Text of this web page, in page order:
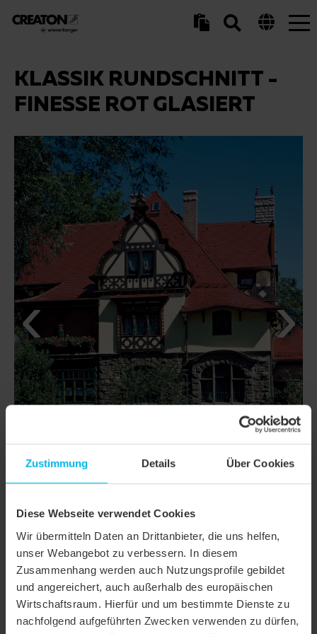
Zustimmung Details Über Cookies
Diese Webseite verwendet Cookies
Wir übermitteln Daten an Drittanbieter, die uns helfen,
unser Webangebot zu verbessern. In diesem
Zusammenhang werden auch Nutzungsprofile gebildet
und angereichert, auch außerhalb des europäischen
Wirtschaftsraum. Hierfür und um bestimmte Dienste zu
nachfolgend aufgeführten Zwecken verwenden zu dürfen,
KLASSIK RUNDSCHNITT -
FINESSE ROT GLASIERT
DETAILS
MODELL KLASSIK RUNDSCHNITT
Produktfamilie Biberschwanzziegel KLASSIK
Produktgruppe Dachziegel